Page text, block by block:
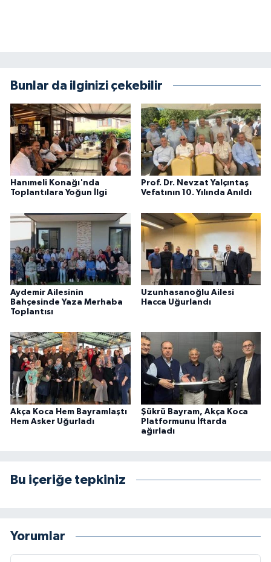
Bunlar da ilginizi çekebilir
Hanımeli Konağı'nda
Toplantılara Yoğun İlgi
Prof. Dr. Nevzat Yalçıntaş
Vefatının 10. Yılında Anıldı
Aydemir Ailesinin
Bahçesinde Yaza Merhaba
Toplantısı
Uzunhasanoğlu Ailesi
Hacca Uğurlandı
Akça Koca Hem Bayramlaştı
Hem Asker Uğurladı
Şükrü Bayram, Akça Koca
Platformunu İftarda
ağırladı
Bu içeriğe tepkiniz
Yorumlar